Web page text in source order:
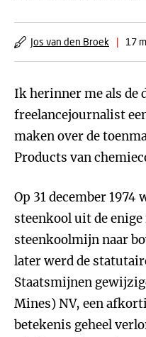
Jos van den Broek | 17
Ik herinner me als de
freelancejournalist
maken over de
Products van
Op 31 december 1974
steenkool uit de
steenkoolmijn naar
later werd de
Staatsmijnen
Mines) NV, een
betekenis geheel